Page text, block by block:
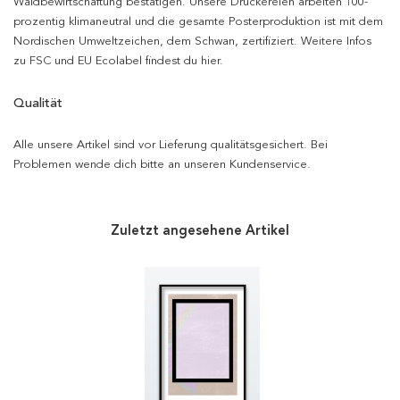
prozentig klimaneutral und die gesamte Posterproduktion ist mit dem
Nordischen Umweltzeichen, dem Schwan, zertifiziert. Weitere Infos
zu FSC und EU Ecolabel findest du hier.
Qualität
Alle unsere Artikel sind vor Lieferung qualitätsgesichert. Bei
Problemen wende dich bitte an unseren Kundenservice.
Zuletzt angesehene Artikel